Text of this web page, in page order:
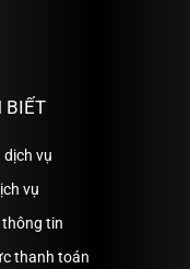
BIẾT
vụ
vụ
tin
thanh toán